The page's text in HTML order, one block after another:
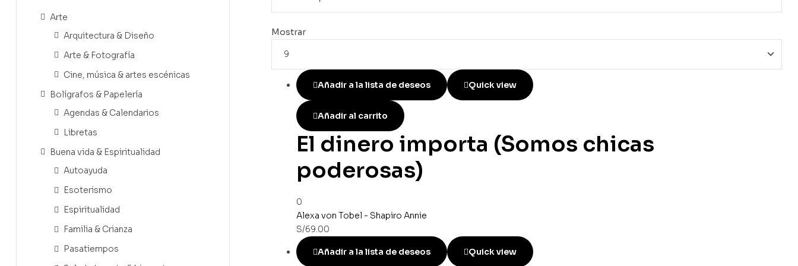
Mostrar
Añadir a la lista de deseos Quick view
Añadir al carrito
El dinero importa (Somos chicas
poderosas)
0
Alexa von Tobel - Shapiro Annie
S/69.00
Añadir a la lista de deseos Quick view
Arte
Arquitectura & Diseño
Arte & Fotografía
Cine, música & artes escénicas
Bolígrafos & Papelería
Agendas & Calendarios
Libretas
Buena vida & Espiritualidad
Autoayuda
Esoterismo
Espiritualidad
Familia & Crianza
Pasatiempos